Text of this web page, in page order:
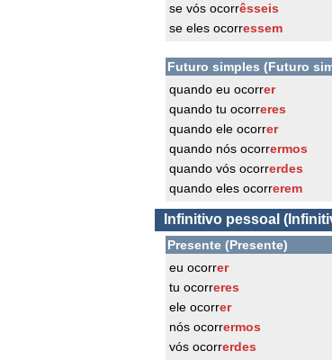
se vós ocorrêsseis
se eles ocorressem
Futuro simples (Futuro
quando eu ocorrer
quando tu ocorreres
quando ele ocorrer
quando nós ocorrermos
quando vós ocorrerdes
quando eles ocorrerem
Infinitivo pessoal
Presente (Presente)
eu ocorrer
tu ocorreres
ele ocorrer
nós ocorrermos
vós ocorrerdes